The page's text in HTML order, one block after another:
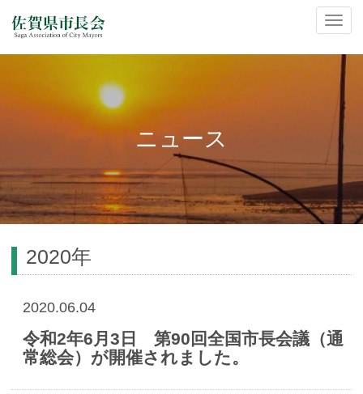
ナ
ビ
ゲ
ー
シ
ョ
ン
の
切
替
ニュース
2020年
2020.06.04
令和2年6月3日 第90回全国市長会議（通
常総会）が開催されました。